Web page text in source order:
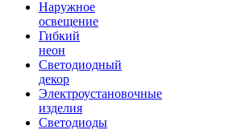
Наружное
освещение
Гибкий
неон
Светодиодный
декор
Электроустановочные
изделия
Светодиоды